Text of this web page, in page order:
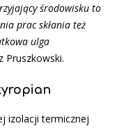
środowisku to
prac skłania też
ulga
izolacji termicznej